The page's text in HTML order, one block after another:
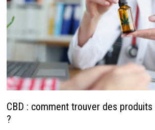
CBD : comment trouver des
?